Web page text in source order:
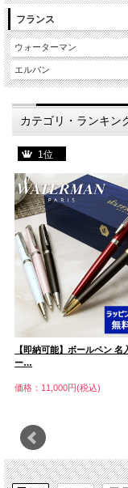
フランス
ウォーターマン
エルバン
カテゴリ・ランキン
1位
【即納可能】ボールペン 名
ー…
価格：11,000円(税込)